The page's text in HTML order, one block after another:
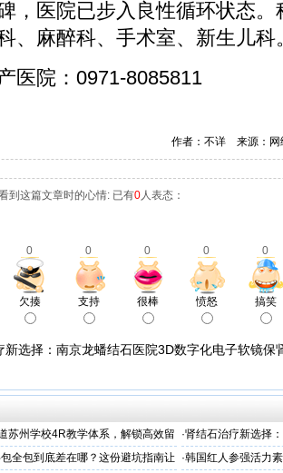
，医院已步入良性循环状态
、麻醉科、手术室、新生儿科
医院：0971-8085811
作者：不详 来源：
到这篇文章时的心情: 已有0人表态：
0 0 0 0 0
欠揍 支持 很棒 愤怒 搞笑
新选择：南京龙蟠结石医院3D数字化电子软镜保
苏州学校4R教学体系，解锁高效留
·肾结石治疗新选择
保肾取石术
包全包到底差在哪？这份避坑指南让 ·韩国红人参强活力